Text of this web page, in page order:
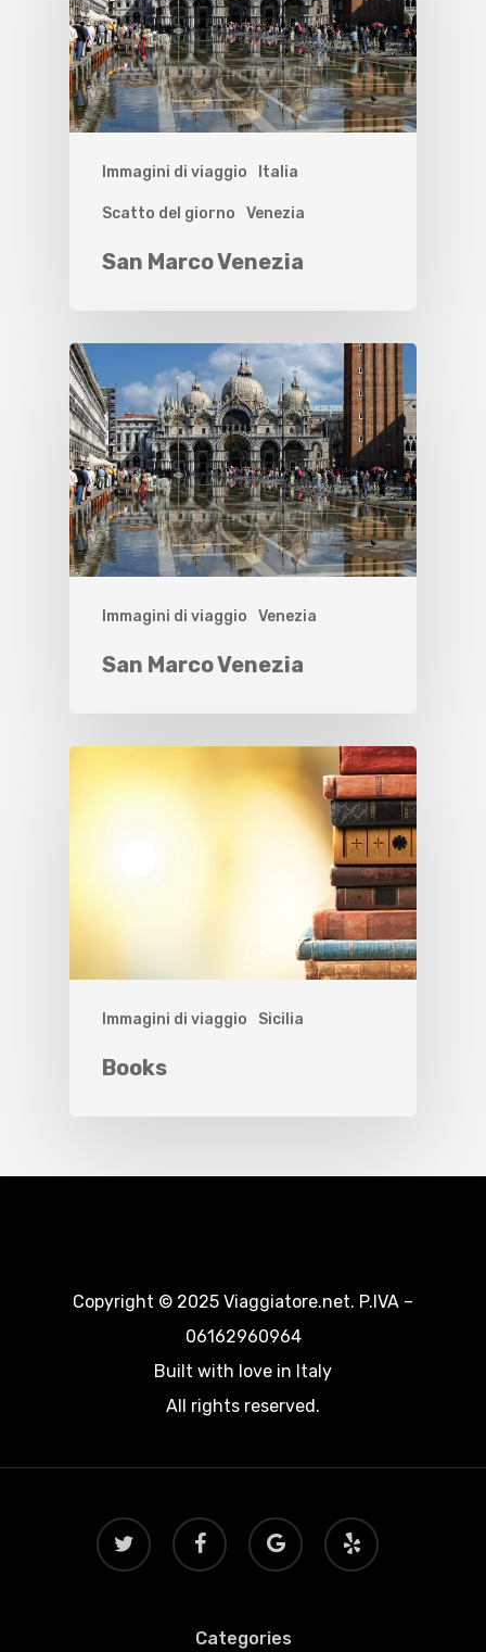
Immagini di viaggio Italia
Scatto del giorno Venezia
San Marco Venezia
Immagini di viaggio Venezia
San Marco Venezia
Immagini di viaggio Sicilia
Books
Copyright © 2025 Viaggiatore.net. P.IVA –
06162960964
Built with love in Italy
All rights reserved.
twitter facebook
google-
plus
yelp
Categories